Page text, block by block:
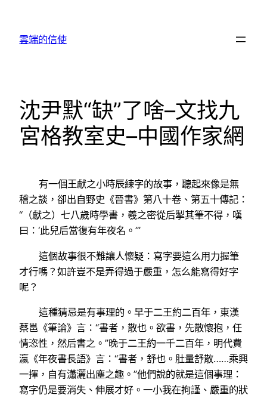
雲端的信使
沈尹默“缺”了啥–文找九
宮格教室史–中國作家網
有一個王獻之小時辰練字的故事，聽起來像是無
稽之談，卻出自野史《晉書》第八十卷、第五十傳記：
“（獻之）七八歲時學書，羲之密從后掣其筆不得，嘆
曰：‘此兒后當復有年夜名。’”
這個故事很不難讓人懷疑：寫字要這么用力握筆
才行嗎？如許豈不是弄得過于嚴重，怎么能寫得好字
呢？
這種猜忌是有事理的。早于二王約二百年，東漢
蔡邕《筆論》言：“書者，散也。欲書，先散懷抱，任
情恣性，然后書之。”晚于二王約一千二百年，明代費
瀛《年夜書長語》言：“書者，舒也。肚量舒散……乘興
一揮，自有瀟灑出塵之趣。”他們說的就是這個事理：
寫字仍是要消失、伸展才好。一小我在拘謹、嚴重的狀